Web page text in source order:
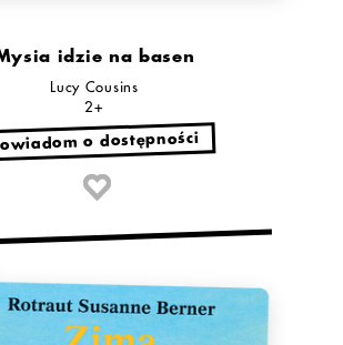
idzie na basen
Lucy Cousins
2+
o dostępności